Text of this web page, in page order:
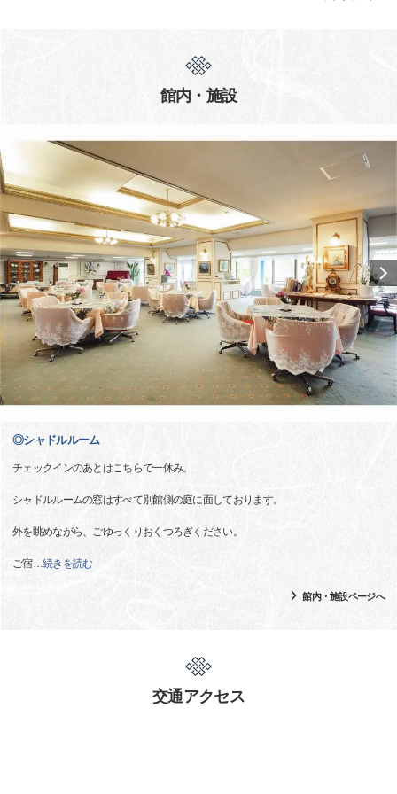
館内・施設
◎シャドルルーム
チェックインのあとはこちらで一休み。
シャドルルームの窓はすべて別館側の庭に面しております。
外を眺めながら、ごゆっくりおくつろぎください。
ご宿… 続きを読む
館内・施設ページへ
交通アクセス